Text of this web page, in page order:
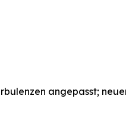
angepasst;